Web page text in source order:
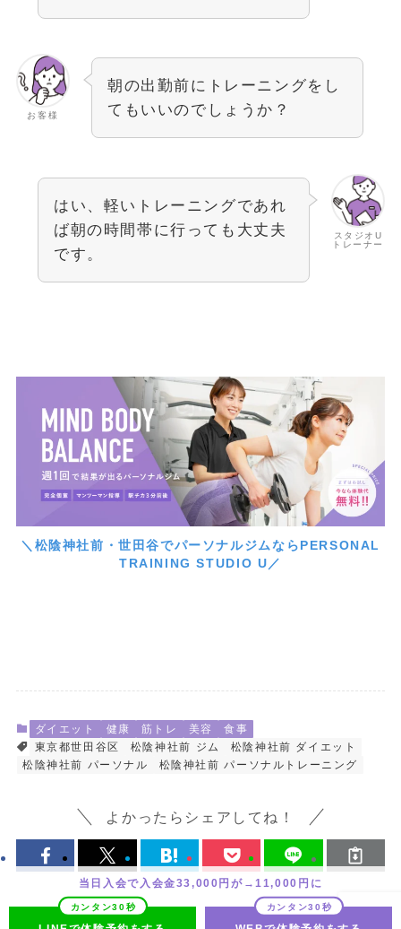
お客様
朝の出勤前にトレーニングをし
てもいいのでしょうか？
スタジオU
トレーナー
はい、軽いトレーニングであれ
ば朝の時間帯に行っても大丈夫
です。
＼松陰神社前・世田谷でパーソナルジムならPERSONAL
TRAINING STUDIO U／
ダイエット 健康 筋トレ 美容
食事
東京都世田谷区
松陰神社前 ジム
松陰神社前 ダイエット
松陰神社前 パーソナル
松陰神社前 パーソナルトレーニング
よかったらシェアしてね！
当日入会で入会金33,000円が→11,000円に